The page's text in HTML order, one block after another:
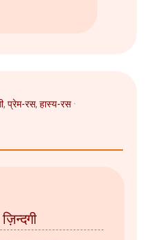
, प्रेम-रस, हास्य-रस